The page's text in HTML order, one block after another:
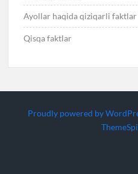
Ayollar haqida qiziqarli faktlar
Qisqa faktlar
Proudly powered by